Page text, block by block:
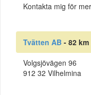
Kontakta mig för
Tvätten AB - 82 km
Volgsjövägen 96
912 32 Vilhelmina